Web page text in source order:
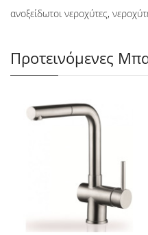
ανοξείδωτοι νεροχύτες,
Προτεινόμενες